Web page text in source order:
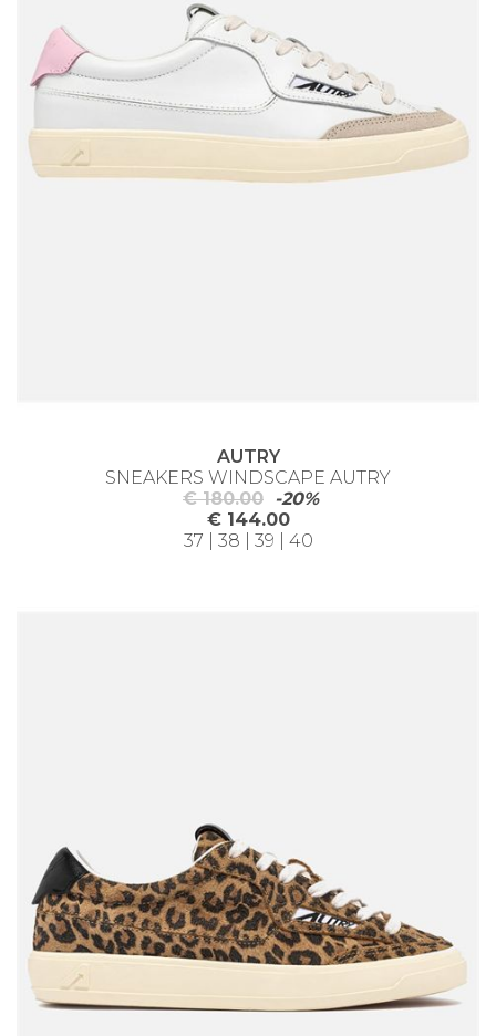
AUTRY
SNEAKERS WINDSCAPE AUTRY
€ 180.00
-20%
€ 144.00
37 | 38 | 39 | 40